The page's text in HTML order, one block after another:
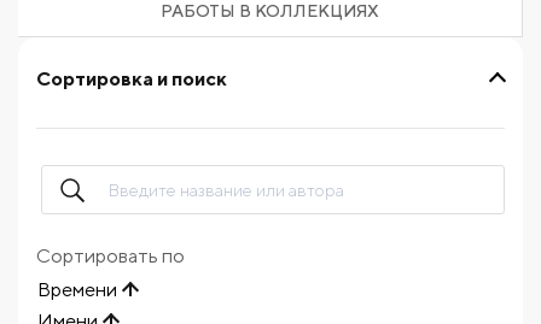
РАБОТЫ В КОЛЛЕКЦИЯХ
Сортировка и поиск
Сортировать по
Времени